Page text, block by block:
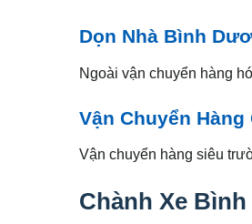
Dọn Nhà Bình
Ngoài vận chuyển hàng
Vận Chuyển Hàng
Vận chuyển hàng siêu
Chành Xe